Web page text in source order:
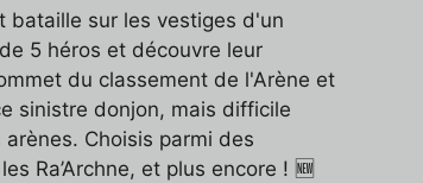
bataille sur les vestiges d'un
5 héros et découvre leur
du classement de l'Arène et
sinistre donjon, mais difficile
Choisis parmi des
Ra’Archne, et plus encore ! 🆕